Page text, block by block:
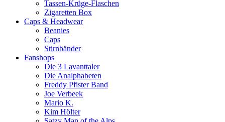
Tassen-Krüge-Flaschen
Zigaretten Box
Caps & Headwear
Beanies
Caps
Stirnbänder
Fanshops
Die 3 Lavanttaler
Die Analphabeten
Freddy Pfister Band
Joe Verbeek
Mario K.
Kim Hölter